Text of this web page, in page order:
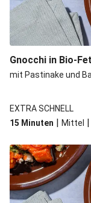
Gnocchi in Bio-
mit Pastinake und
EXTRA SCHNELL
15 Minuten | Mittel |